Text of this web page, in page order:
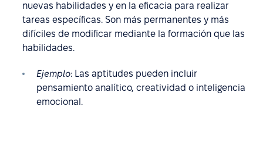
nuevas habilidades y en la eficacia para realizar
tareas específicas. Son más permanentes y más
difíciles de modificar mediante la formación que las
habilidades.
Ejemplo: Las aptitudes pueden incluir
pensamiento analítico, creatividad o inteligencia
emocional.